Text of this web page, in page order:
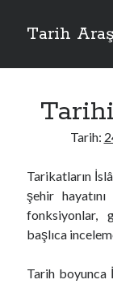
Tarih
Yan
Tarih
1455 Tarihli Tahrir
10 Mart 2026
Tarih:
Tarikatların
şehir
fonksiyonlar,
başlıca
Tarih boyunca